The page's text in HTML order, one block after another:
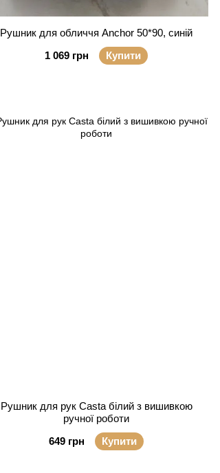
Рушник для обличчя Anchor 50*90, синій
1 069 грн
Купити
Рушник для рук Сasta білий з вишивкою
ручної роботи
649 грн
Купити